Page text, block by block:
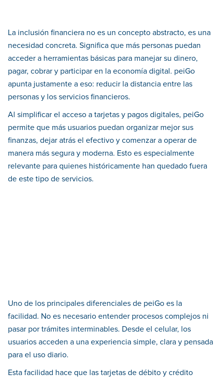
La inclusión financiera no es un concepto abstracto, es una
necesidad concreta. Significa que más personas puedan
acceder a herramientas básicas para manejar su dinero,
pagar, cobrar y participar en la economía digital. peiGo
apunta justamente a eso: reducir la distancia entre las
personas y los servicios financieros.
Al simplificar el acceso a tarjetas y pagos digitales, peiGo
permite que más usuarios puedan organizar mejor sus
finanzas, dejar atrás el efectivo y comenzar a operar de
manera más segura y moderna. Esto es especialmente
relevante para quienes históricamente han quedado fuera
de este tipo de servicios.
Uno de los principales diferenciales de peiGo es la
facilidad. No es necesario entender procesos complejos ni
pasar por trámites interminables. Desde el celular, los
usuarios acceden a una experiencia simple, clara y pensada
para el uso diario.
Esta facilidad hace que las tarjetas de débito y crédito